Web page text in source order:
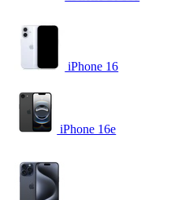
iPhone 16
iPhone 16e